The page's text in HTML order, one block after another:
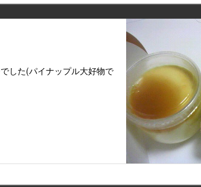
した(パイナップル大好物で